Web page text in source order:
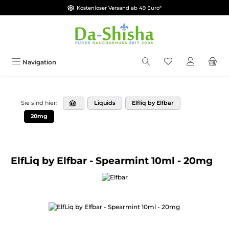
Zum Hauptinhalt springenKostenloser Versand ab 49 Euro*
Navigation Du hast 0
Sie sind hier: Liquids
Elfliq by Elfbar
20mg
ElfLiq by Elfbar - Spearmint 10ml - 20mg
Bildergalerie überspringen